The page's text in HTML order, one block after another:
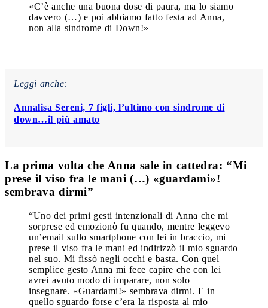
«C’è anche una buona dose di paura, ma lo siamo
davvero (…) e poi abbiamo fatto festa ad Anna,
non alla sindrome di Down!»
Leggi anche:
Annalisa Sereni, 7 figli, l’ultimo con sindrome di
down…il più amato
La prima volta che Anna sale in cattedra: “Mi
prese il viso fra le mani (…) «guardami»!
sembrava dirmi”
“Uno dei primi gesti intenzionali di Anna che mi
sorprese ed emozionò fu quando, mentre leggevo
un’email sullo smartphone con lei in braccio, mi
prese il viso fra le mani ed indirizzò il mio sguardo
nel suo. Mi fissò negli occhi e basta. Con quel
semplice gesto Anna mi fece capire che con lei
avrei avuto modo di imparare, non solo
insegnare. «Guardami!» sembrava dirmi. E in
quello sguardo forse c’era la risposta al mio